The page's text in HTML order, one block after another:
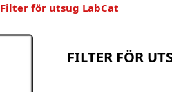
Filter för utsug LabCat
FILTER FÖR